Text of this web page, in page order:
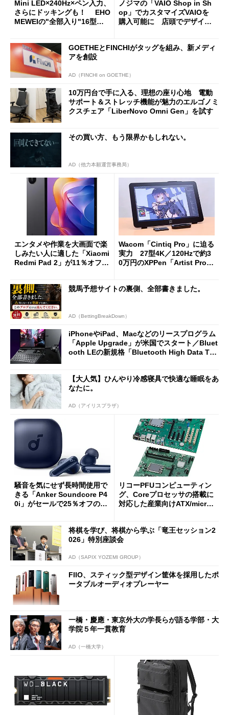
Mini LED×240Hz×ペン入力、
さらにドッキングも！ EHO
MEWEIの"全部入り"16型モ
ノジマの「VAIO Shop in Sh
op」でカスタマイズVAIOを
購入可能に 店頭でデザイン
GOETHEとFINCHIがタッグを組み、新メディ
アを創設
AD（FINCHI on GOETHE）
10万円台で手に入る、理想の座り心地 電動
サポート＆ストレッチ機能が魅力のエルゴノミ
クスチェア「LiberNovo Omni Gen」を試す
その買い方、もう限界かもしれない。
AD（他力本願運営事務局）
エンタメや作業を大画面で楽
しみたい人に適した「Xiaomi
Redmi Pad 2」が11％オフの
Wacom「Cintiq Pro」に迫る
実力 27型4K／120Hzで約3
0万円のXPPen「Artist Pro 2
競馬予想サイトの裏側、全部書きました。
AD（BettingBreakDown）
iPhoneやiPad、Macなどのリースプログラム
「Apple Upgrade」が米国でスタート／Bluet
ooth LEの新規格「Bluetooth High Data Thr
【大人気】ひんやり冷感寝具で快適な睡眠をあ
なたに。
AD（アイリスプラザ）
騒音を気にせず長時間使用で
きる「Anker Soundcore P4
0i」がセールで25％オフの59
リコーPFUコンピューティン
グ、Coreプロセッサの搭載に
対応した産業向けATX/micro
将棋を学び、将棋から学ぶ「竜王セッション2
026」特別座談会
AD（SAPIX YOZEMI GROUP）
FIIO、スティック型デザイン筐体を採用したポ
ータブルオーディオプレーヤー
一橋・慶應・東京外大の学長らが語る学部・大
学院５年一貫教育
AD（一橋大学）